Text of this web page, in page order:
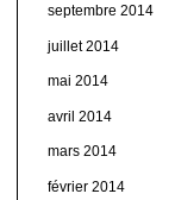
septembre 2014
juillet 2014
mai 2014
avril 2014
mars 2014
février 2014